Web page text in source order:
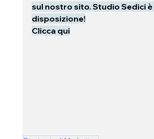
sul nostro sito. Studio Sedici è
disposizione!
Clicca qui